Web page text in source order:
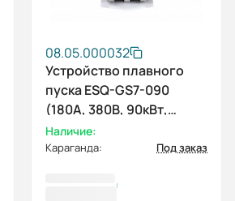
08.05.000032
Устройство плавного
пуска ESQ-GS7-090
(180А, 380В, 90кВт,
встроенный
шунтирующий
Наличие:
Караганда: Под заказ